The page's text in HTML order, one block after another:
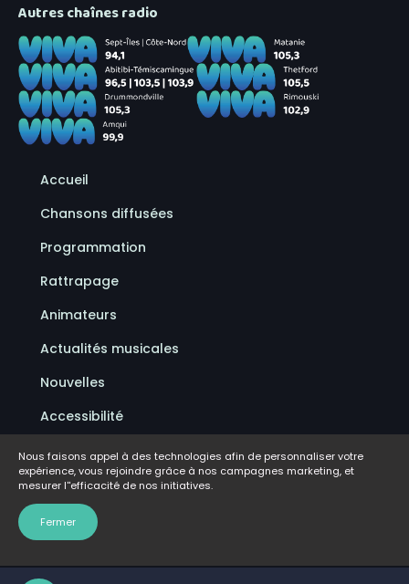
Autres chaînes radio
Accueil
Chansons diffusées
Programmation
Rattrapage
Animateurs
Actualités musicales
Nouvelles
Accessibilité
Politique de confidentialité
Conditions d'utilisation
FAQ
Nous faisons appel à des technologies afin de personnaliser votre
expérience, vous rejoindre grâce à nos campagnes marketing, et
mesurer l''efficacité de nos initiatives.
Fermer